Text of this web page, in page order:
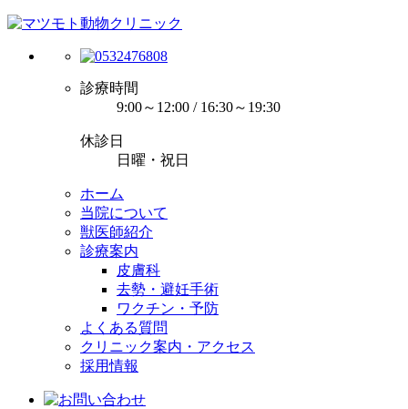
診療時間
9:00～12:00 / 16:30～19:30
休診日
日曜・祝日
ホーム
当院について
獣医師紹介
診療案内
皮膚科
去勢・避妊手術
ワクチン・予防
よくある質問
クリニック案内・アクセス
採用情報